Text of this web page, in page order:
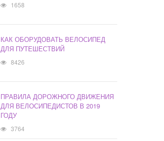
1658
КАК ОБОРУДОВАТЬ ВЕЛОСИПЕД
ДЛЯ ПУТЕШЕСТВИЙ
8426
ПРАВИЛА ДОРОЖНОГО ДВИЖЕНИЯ
ДЛЯ ВЕЛОСИПЕДИСТОВ В 2019
ГОДУ
3764